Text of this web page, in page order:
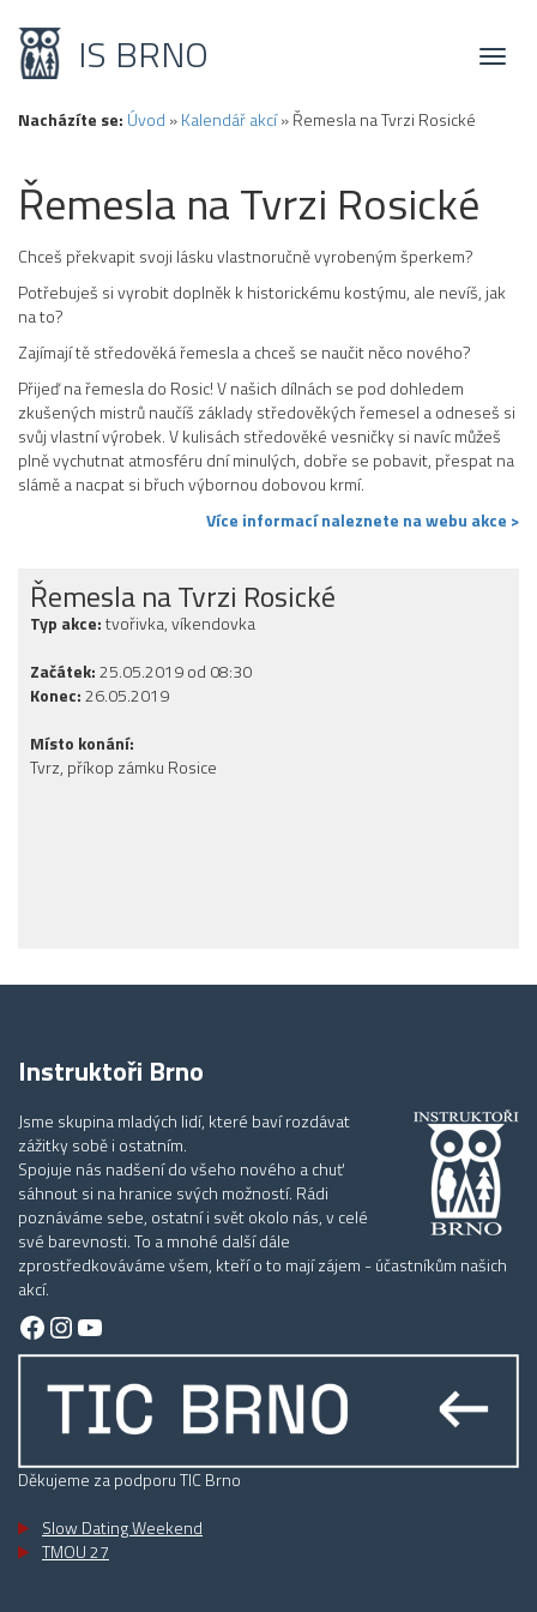
Toggle
IS BRNO
Nacházíte se: Úvod »Kalendář akcí»Řemesla na Tvrzi Rosické
Řemesla na Tvrzi Rosické
Chceš překvapit svoji lásku vlastnoručně vyrobeným šperkem?
Potřebuješ si vyrobit doplněk k historickému kostýmu, ale nevíš, jak
na to?
Zajímají tě středověká řemesla a chceš se naučit něco nového?
Přijeď na řemesla do Rosic! V našich dílnách se pod dohledem
zkušených mistrů naučíš základy středověkých řemesel a odneseš si
svůj vlastní výrobek. V kulisách středověké vesničky si navíc můžeš
plně vychutnat atmosféru dní minulých, dobře se pobavit, přespat na
slámě a nacpat si břuch výbornou dobovou krmí.
Více informací naleznete na webu akce >
Řemesla na Tvrzi Rosické
Typ akce:tvořivka, víkendovka
Začátek:25.05.2019 od 08:30
Konec:26.05.2019
Místo konání:
Tvrz, příkop zámku Rosice
Instruktoři Brno
Jsme skupina mladých lidí, které baví rozdávat
zážitky sobě i ostatním.
Spojuje nás nadšení do všeho nového a chuť
sáhnout si na hranice svých možností. Rádi
poznáváme sebe, ostatní i svět okolo nás, v celé
své barevnosti. To a mnohé další dále
zprostředkováváme všem, kteří o to mají zájem - účastníkům našich
akcí.
Facebook
Instagram
YouTube
Děkujeme za podporu TIC Brno
Slow Dating Weekend
TMOU 27